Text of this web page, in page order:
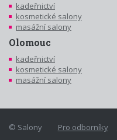
kadeřnictví
kosmetické salony
masážní salony
Olomouc
kadeřnictví
kosmetické salony
masážní salony
Pro odborníky
© Salony